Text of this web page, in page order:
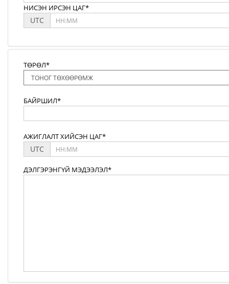
НИСЭН ИРСЭН ЦАГ*
UTC
ТӨРӨЛ*
БАЙРШИЛ*
АЖИГЛАЛТ ХИЙСЭН ЦАГ*
UTC
ДЭЛГЭРЭНГҮЙ МЭДЭЭЛЭЛ*